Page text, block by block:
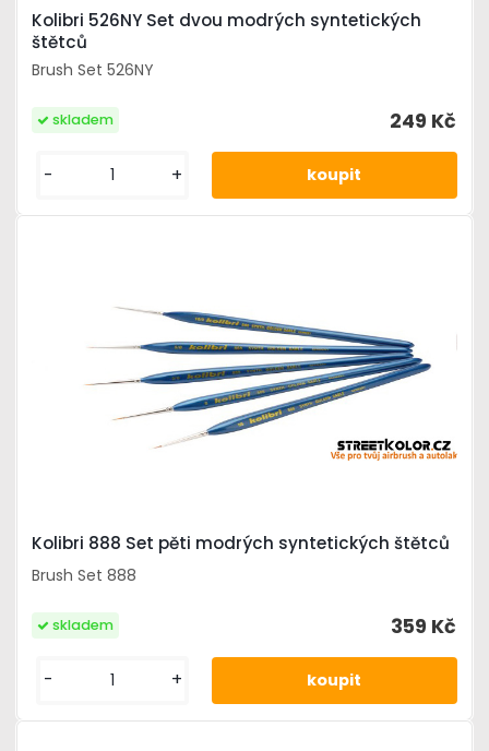
Kolibri 526NY Set dvou modrých syntetických
štětců
Brush Set 526NY
249 Kč
skladem
- +
Kolibri 888 Set pěti modrých syntetických štětců
Brush Set 888
359 Kč
skladem
- +